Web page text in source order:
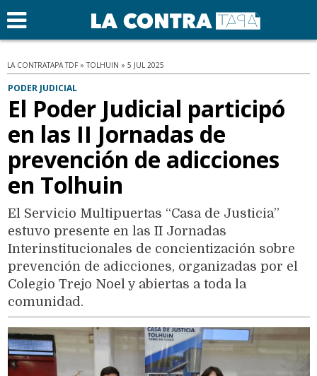
LA CONTRATAPA TDF » TOLHUIN » 5 JUL 2025
PODER JUDICIAL
El Poder Judicial participó
en las II Jornadas de
prevención de adicciones
en Tolhuin
El Servicio Multipuertas “Casa de Justicia”
estuvo presente en las II Jornadas
Interinstitucionales de concientización sobre
prevención de adicciones, organizadas por el
Colegio Trejo Noel y abiertas a toda la
comunidad.